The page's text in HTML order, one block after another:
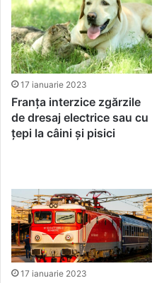
17 ianuarie 2023
Franța interzice zgărzile
de dresaj electrice sau cu
țepi la câini și pisici
17 ianuarie 2023